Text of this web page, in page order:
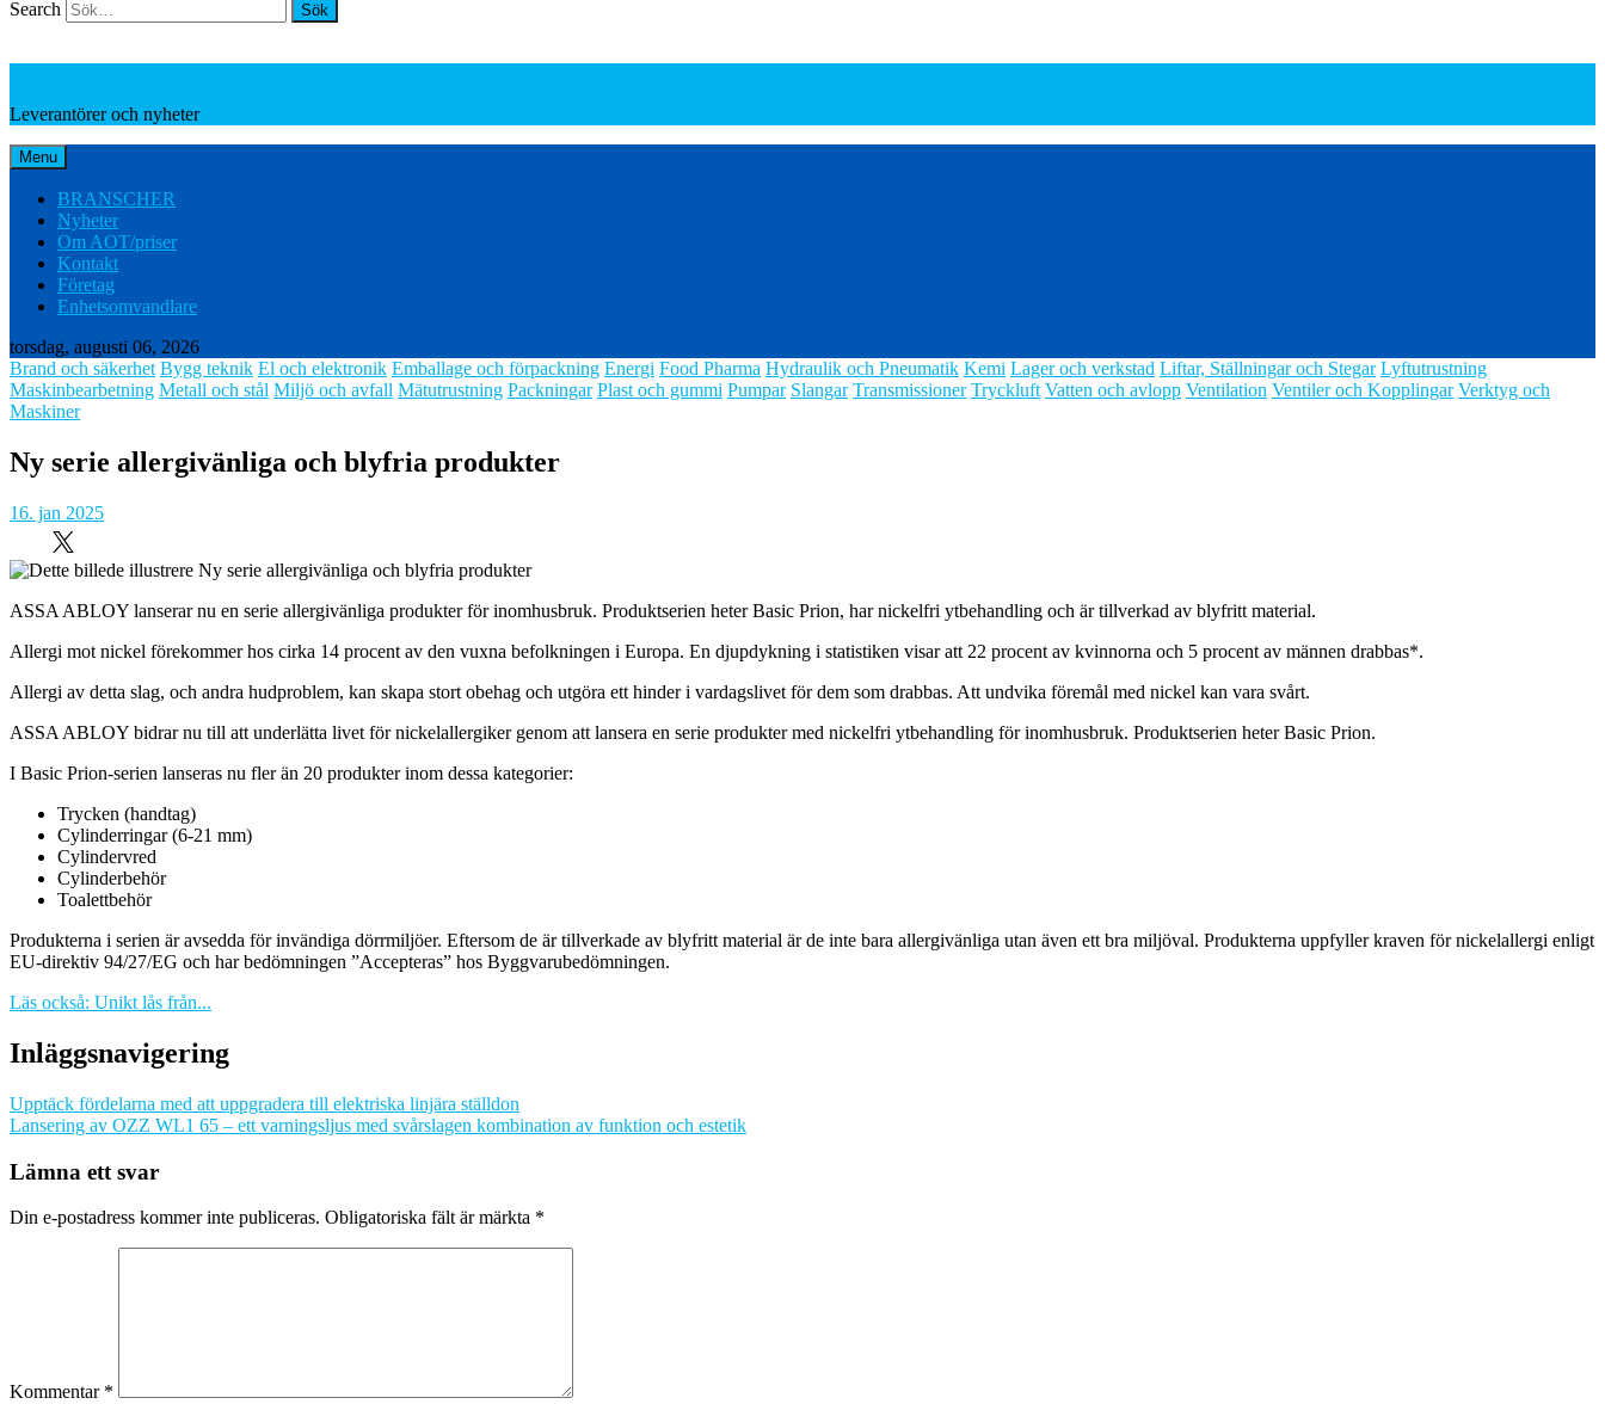
Search
Leverantörer och nyheter
Menu
BRANSCHER
Nyheter
Om AOT/priser
Kontakt
Företag
Enhetsomvandlare
torsdag, augusti 06, 2026
Brand och säkerhet Bygg teknik El och elektronik Emballage och förpackning Energi Food Pharma Hydraulik och Pneumatik Kemi Lager och verkstad Liftar, Ställningar och Stegar Lyftutrustning
Maskinbearbetning Metall och stål Miljö och avfall Mätutrustning Packningar Plast och gummi Pumpar Slangar Transmissioner Tryckluft Vatten och avlopp Ventilation Ventiler och Kopplingar Verktyg och
Maskiner
Ny serie allergivänliga och blyfria produkter
16. jan 2025
ASSA ABLOY lanserar nu en serie allergivänliga produkter för inomhusbruk. Produktserien heter Basic Prion, har nickelfri ytbehandling och är tillverkad av blyfritt material.
Allergi mot nickel förekommer hos cirka 14 procent av den vuxna befolkningen i Europa. En djupdykning i statistiken visar att 22 procent av kvinnorna och 5 procent av männen drabbas*.
Allergi av detta slag, och andra hudproblem, kan skapa stort obehag och utgöra ett hinder i vardagslivet för dem som drabbas. Att undvika föremål med nickel kan vara svårt.
ASSA ABLOY bidrar nu till att underlätta livet för nickelallergiker genom att lansera en serie produkter med nickelfri ytbehandling för inomhusbruk. Produktserien heter Basic Prion.
I Basic Prion-serien lanseras nu fler än 20 produkter inom dessa kategorier:
Trycken (handtag)
Cylinderringar (6-21 mm)
Cylindervred
Cylinderbehör
Toalettbehör
Produkterna i serien är avsedda för invändiga dörrmiljöer. Eftersom de är tillverkade av blyfritt material är de inte bara allergivänliga utan även ett bra miljöval. Produkterna uppfyller kraven för nickelallergi enligt
EU-direktiv 94/27/EG och har bedömningen ”Accepteras” hos Byggvarubedömningen.
Läs också: Unikt lås från...
Inläggsnavigering
Upptäck fördelarna med att uppgradera till elektriska linjära ställdon
Lansering av OZZ WL1 65 – ett varningsljus med svårslagen kombination av funktion och estetik
Lämna ett svar
Din e-postadress kommer inte publiceras. Obligatoriska fält är märkta *
Kommentar *